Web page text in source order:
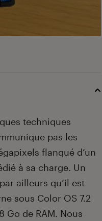
techniques
pas les
flanqué d’un
à sa charge. Un
ailleurs qu’il est
sous Color OS 7.2
Go de RAM. Nous